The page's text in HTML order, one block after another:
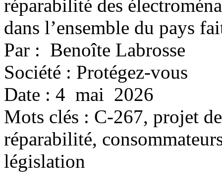
réparabilité des
dans l’ensemble du pays
Par : Benoîte Labrosse
Société : Protégez-vous
Date : 4 mai 2026
Mots clés : C-267, projet
réparabilité,
législation